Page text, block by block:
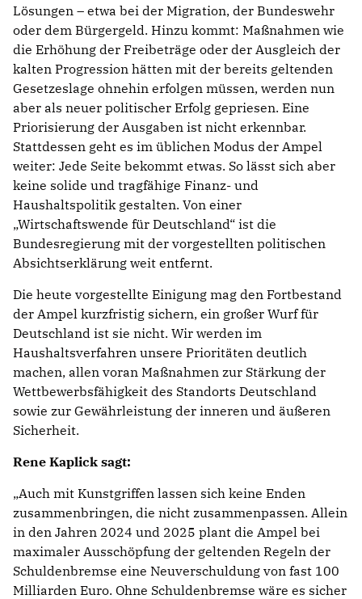
Lösungen – etwa bei der Migration, der Bundeswehr
oder dem Bürgergeld. Hinzu kommt: Maßnahmen wie
die Erhöhung der Freibeträge oder der Ausgleich der
kalten Progression hätten mit der bereits geltenden
Gesetzeslage ohnehin erfolgen müssen, werden nun
aber als neuer politischer Erfolg gepriesen. Eine
Priorisierung der Ausgaben ist nicht erkennbar.
Stattdessen geht es im üblichen Modus der Ampel
weiter: Jede Seite bekommt etwas. So lässt sich aber
keine solide und tragfähige Finanz- und
Haushaltspolitik gestalten. Von einer
Wirtschaftswende für Deutschland“ ist die
Bundesregierung mit der vorgestellten politischen
Absichtserklärung weit entfernt.
Die heute vorgestellte Einigung mag den Fortbestand
der Ampel kurzfristig sichern, ein großer Wurf für
Deutschland ist sie nicht. Wir werden im
Haushaltsverfahren unsere Prioritäten deutlich
machen, allen voran Maßnahmen zur Stärkung der
Wettbewerbsfähigkeit des Standorts Deutschland
sowie zur Gewährleistung der inneren und äußeren
Sicherheit.
Rene Kaplick sagt:
Auch mit Kunstgriffen lassen sich keine Enden
zusammenbringen, die nicht zusammenpassen. Allein
in den Jahren 2024 und 2025 plant die Ampel bei
maximaler Ausschöpfung der geltenden Regeln der
Schuldenbremse eine Neuverschuldung von fast 100
Milliarden Euro. Ohne Schuldenbremse wäre es sicher